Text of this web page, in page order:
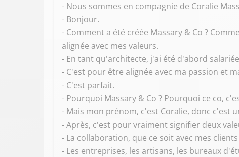
- Nous sommes en compagnie de Coralie
- Bonjour.
- Comment a été créée Massary & Co ?
alignée avec mes valeurs.
- En tant qu'architecte, j'ai été d'abord
- C'est pour être alignée avec ma passion et
- C'est parfait.
- Pourquoi Massary & Co ? Pourquoi ce co,
- Mais mon prénom, c'est Coralie, donc c'est
- Après, c'est pour vraiment signifier deux
- La collaboration, que ce soit avec mes
- Les entreprises, les artisans, les bureaux